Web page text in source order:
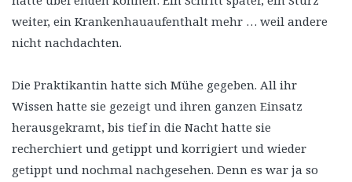
weiter, ein Krankenhauaufenthalt mehr … weil andere
nicht nachdachten.
Die Praktikantin hatte sich Mühe gegeben. All ihr
Wissen hatte sie gezeigt und ihren ganzen Einsatz
herausgekramt, bis tief in die Nacht hatte sie
recherchiert und getippt und korrigiert und wieder
getippt und nochmal nachgesehen. Denn es war ja so